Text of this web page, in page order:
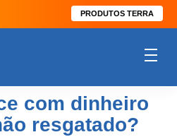
PRODUTOS TERRA
com dinheiro
resgatado?